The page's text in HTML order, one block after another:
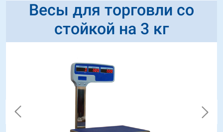
Весы для торговли со
стойкой на 3 кг